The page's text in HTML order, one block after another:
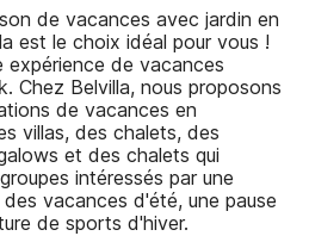
de vacances avec jardin en
est le choix idéal pour vous !
expérience de vacances
Chez Belvilla, nous proposons
de vacances en
villas, des chalets, des
et des chalets qui
intéressés par une
vacances d'été, une pause
de sports d'hiver.